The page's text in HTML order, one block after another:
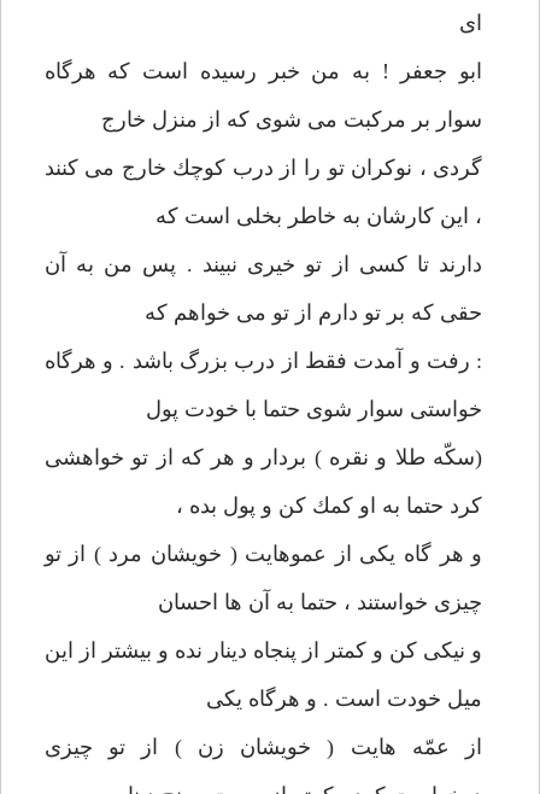
ای
ابو جعفر ! به من خبر رسيده است كه هرگاه
سوار بر مركبت می شوی كه از منزل خارج
گردی ، نوكران تو را از درب كوچك خارج می كنند
، اين كارشان به خاطر بخلی است كه
دارند تا كسی از تو خيری نبيند . پس من به آن
حقی كه بر تو دارم از تو می خواهم كه
: رفت و آمدت فقط از درب بزرگ باشد . و هرگاه
خواستی سوار شوی حتما با خودت پول
(سكّه طلا و نقره ) بردار و هر كه از تو خواهشی
كرد حتما به او كمك كن و پول بده ،
و هر گاه يكی از عموهايت ( خويشان مرد ) از تو
چيزی خواستند ، حتما به آن ها احسان
و نيكی كن و كمتر از پنجاه دينار نده و بيشتر از اين
ميل خودت است . و هرگاه يكی
از عمّه هايت ( خويشان زن ) از تو چيزی